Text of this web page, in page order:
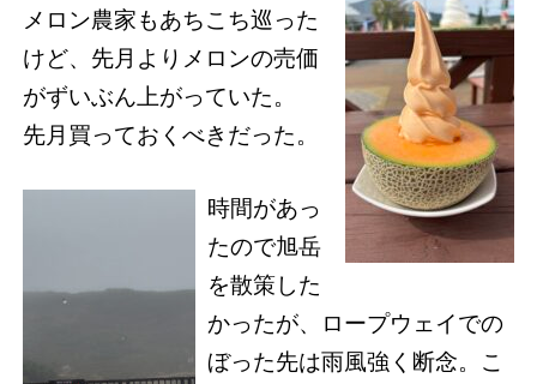
メロン農家もあちこち巡った
けど、先月よりメロンの売価
がずいぶん上がっていた。
先月買っておくべきだった。
時間があっ
たので旭岳
を散策した
かったが、ロープウェイでの
ぼった先は雨風強く断念。こ